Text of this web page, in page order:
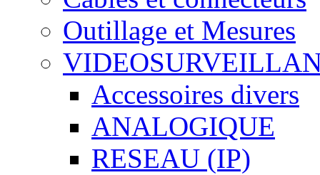
Outillage et Mesures
Accessoires divers
ANALOGIQUE
RESEAU (IP)